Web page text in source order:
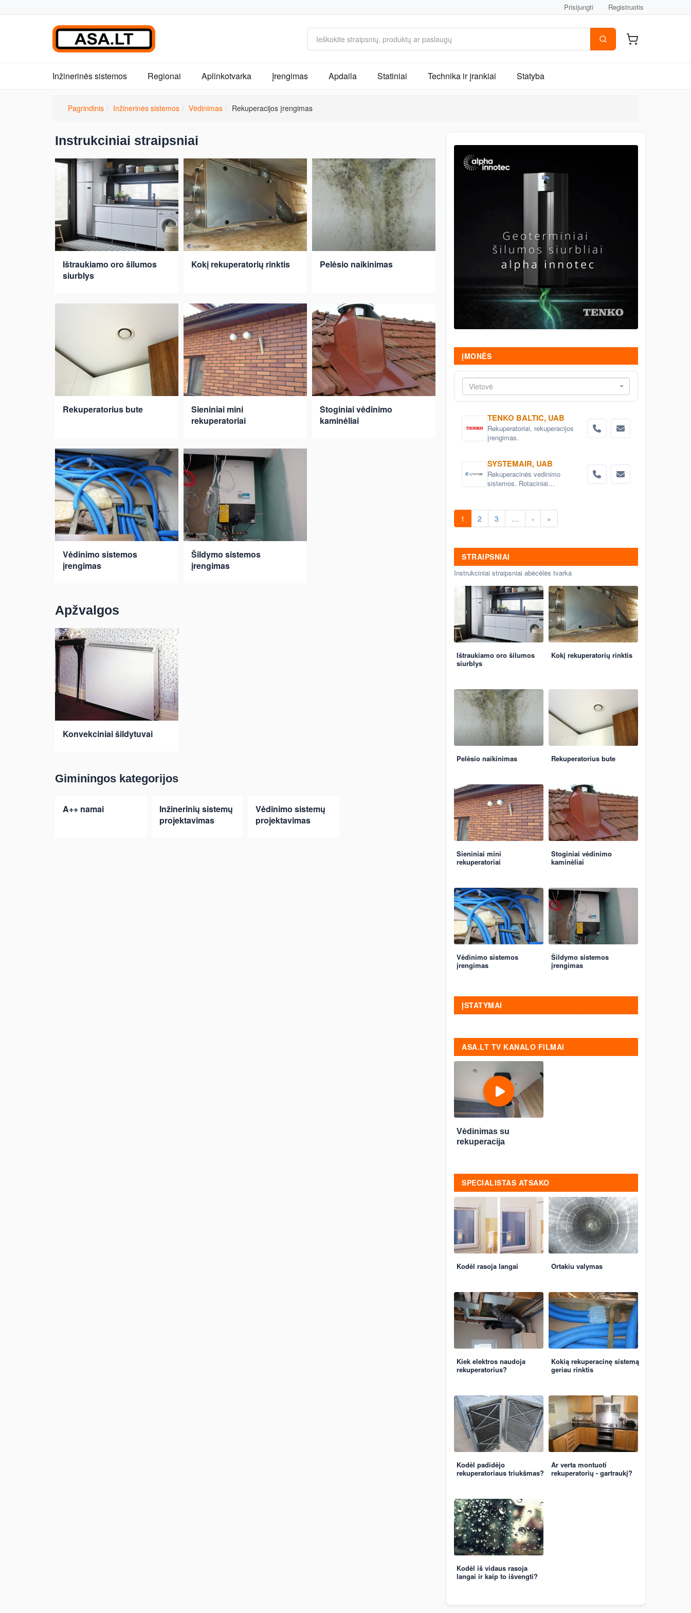
Prisijungti Registruotis
Inžinerinės sistemos Regionai Aplinkotvarka Įrengimas Apdaila Statiniai Technika ir įrankiai Statyba
Pagrindinis Inžinerinės sistemos Vėdinimas Rekuperacijos įrengimas
Instrukciniai straipsniai
Ištraukiamo oro šilumos
siurblys
Kokį rekuperatorių rinktis Pelėsio naikinimas
Rekuperatorius bute
Sieniniai mini
rekuperatoriai
Stoginiai vėdinimo
kaminėliai
Vėdinimo sistemos
įrengimas
Šildymo sistemos
įrengimas
Apžvalgos
Konvekciniai šildytuvai
Giminingos kategorijos
A++ namai
Inžinerinių sistemų
projektavimas
Vėdinimo sistemų
projektavimas
ĮMONĖS
Vietovė
TENKO BALTIC, UAB
Rekuperatoriai, rekuperacijos
įrengimas.
SYSTEMAIR, UAB
Rekuperacinės vedinimo
sistemos. Rotaciniai
ventiliatoriai ir jų priedai, ugnies,
dūmų sklendės, garso
slopintuvai, kondocionieriai, oro
siurbliai.
1 2 3 … › »
STRAIPSNIAI
Instrukciniai straipsniai abėcėlės tvarka
Ištraukiamo oro šilumos
siurblys
Kokį rekuperatorių rinktis
Pelėsio naikinimas Rekuperatorius bute
Sieniniai mini
rekuperatoriai
Stoginiai vėdinimo
kaminėliai
Vėdinimo sistemos
įrengimas
Šildymo sistemos
įrengimas
ĮSTATYMAI
ASA.LT TV KANALO FILMAI
Vėdinimas su
rekuperacija
SPECIALISTAS ATSAKO
Kodėl rasoja langai Ortakiu valymas
Kiek elektros naudoja
rekuperatorius?
Kokią rekuperacinę sistemą
geriau rinktis
Kodėl padidėjo
rekuperatoriaus triukšmas?
Ar verta montuoti
rekuperatorių - gartraukį?
Kodėl iš vidaus rasoja
langai ir kaip to išvengti?